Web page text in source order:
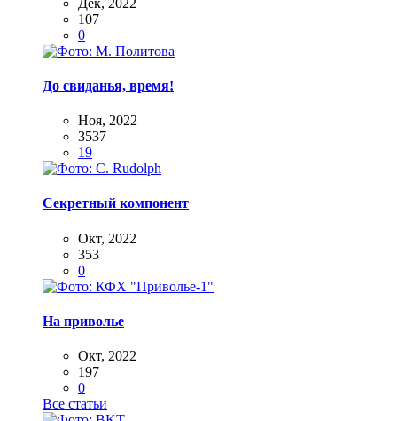
107
0
До свиданья, время!
Ноя, 2022
3537
19
Секретный компонент
Окт, 2022
353
0
На приволье
Окт, 2022
197
0
Все статьи